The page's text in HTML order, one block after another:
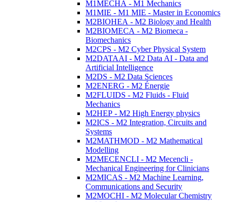
M1MECHA - M1 Mechanics
M1MIE - M1 MIE - Master in Economics
M2BIOHEA - M2 Biology and Health
M2BIOMECA - M2 Biomeca -
Biomechanics
M2CPS - M2 Cyber Physical System
M2DATAAI - M2 Data AI - Data and
Artificial Intelligence
M2DS - M2 Data Sciences
M2ENERG - M2 Énergie
M2FLUIDS - M2 Fluids - Fluid
Mechanics
M2HEP - M2 High Energy physics
M2ICS - M2 Integration, Circuits and
Systems
M2MATHMOD - M2 Mathematical
Modelling
M2MECENCLI - M2 Mecencli -
Mechanical Engineering for Clinicians
M2MICAS - M2 Machine Learning,
Communications and Security
M2MOCHI - M2 Molecular Chemistry